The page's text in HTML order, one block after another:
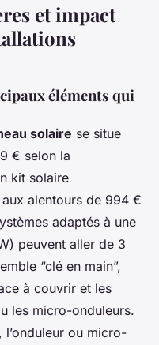
et impact
éléments qui
solaire se situe
€ selon la
kit solaire
alentours de 994 €
adaptés à une
peuvent aller de 3
“clé en main”,
à couvrir et les
les micro-onduleurs.
ou micro-